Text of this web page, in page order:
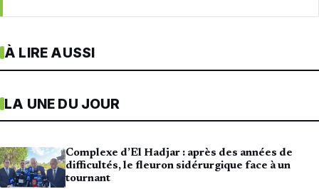
À LIRE AUSSI
LA UNE DU JOUR
Complexe d’El Hadjar : après des années de
difficultés, le fleuron sidérurgique face à un
tournant